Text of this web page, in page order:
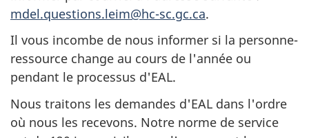
mdel.questions.leim@hc-sc.gc.ca.
Il vous incombe de nous informer si la personne-
ressource change au cours de l'année ou
pendant le processus d'EAL.
Nous traitons les demandes d'EAL dans l'ordre
où nous les recevons. Notre norme de service